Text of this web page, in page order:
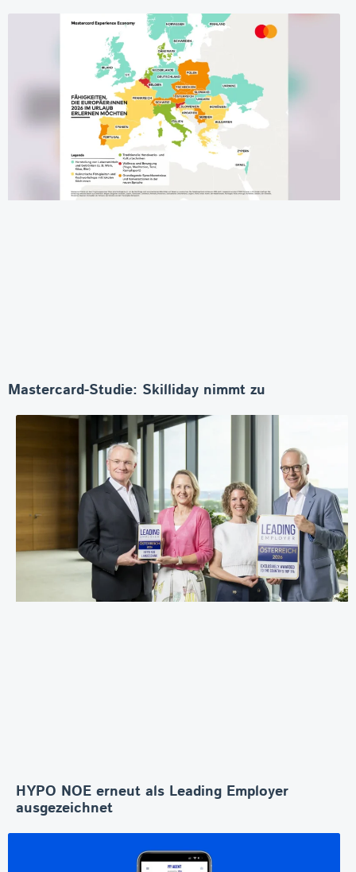
Mastercard-Studie: Skilliday nimmt zu
HYPO NOE erneut als Leading Employer
ausgezeichnet